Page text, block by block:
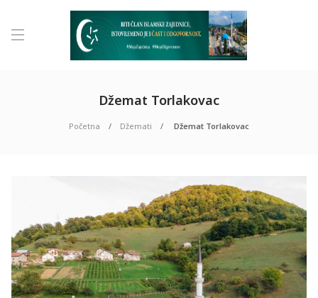
Džemat Torlakovac
Početna Džemati Džemat Torlakovac